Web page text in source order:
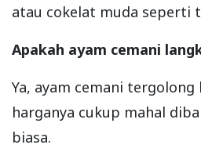
atau cokelat muda seperti
Apakah ayam cemani
Ya, ayam cemani tergolong
harganya cukup mahal
biasa.